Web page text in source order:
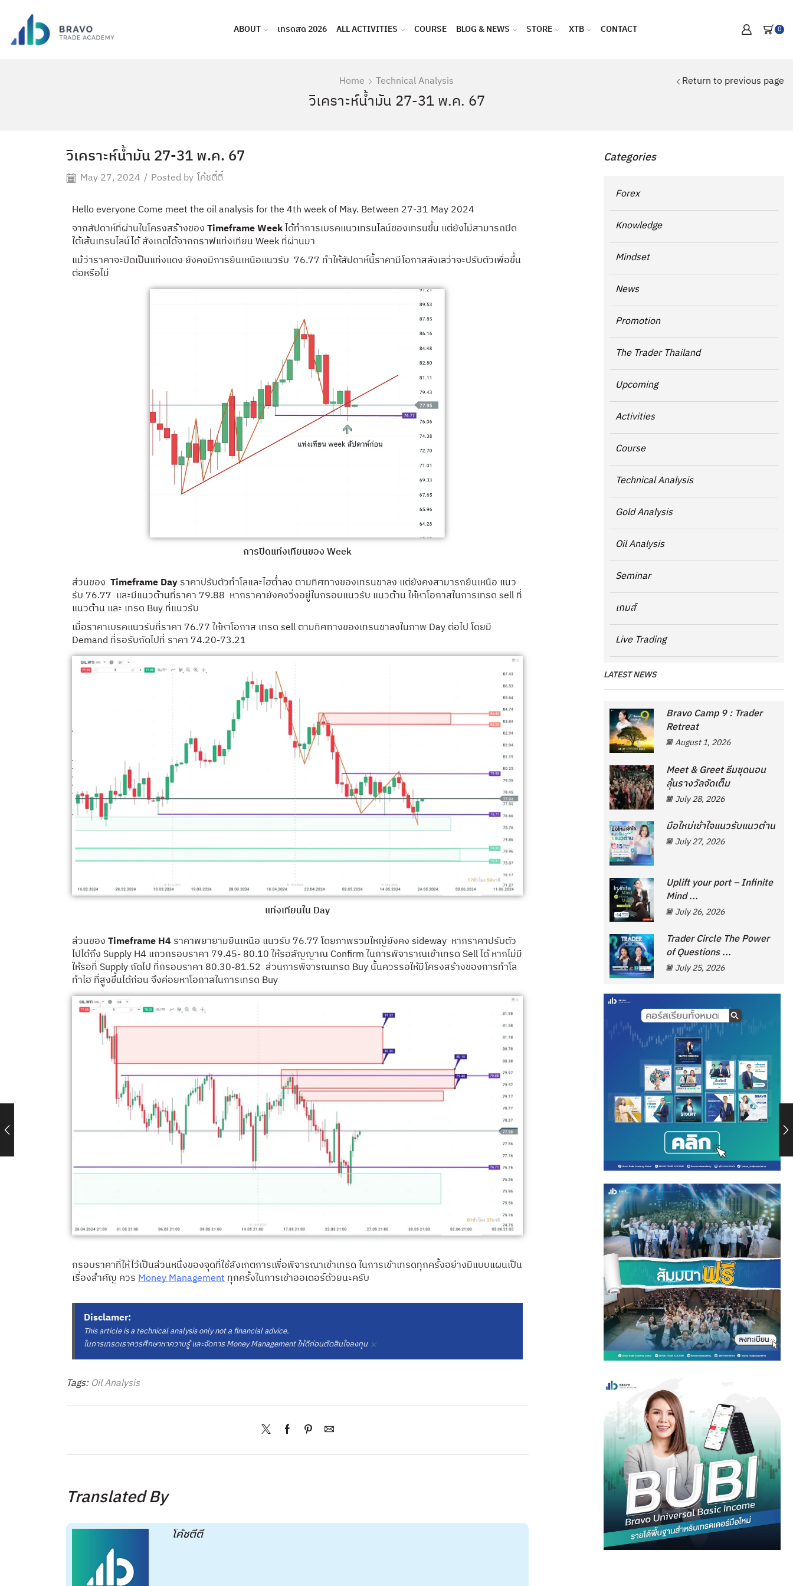
ABOUT เทรดสด 2026 ALL ACTIVITIES COURSE BLOG & NEWS STORE XTB CONTACT 0
Return to previous page
Home Technical Analysis
วิเคราะห์น้ำมัน 27-31 พ.ค. 67
วิเคราะห์น้ำมัน 27-31 พ.ค. 67
May 27, 2024 / Posted by โค้ชตี๋ตี๋
Hello everyone Come meet the oil analysis for the 4th week of May. Between 27-31 May 2024
จากสัปดาห์ที่ผ่านในโครงสร้างของTimeframe Weekได้ทำการเบรคแนวเทรนไลน์ของเทรนขึ้น แต่ยังไม่สามารถปิด
ใต้เส้นเทรนไลน์ได้ สังเกตได้จากกราฟแท่งเทียน Week ที่ผ่านมา
แม้ว่าราคาจะปิดเป็นแท่งแดง ยังคงมีการยืนเหนือแนวรับ 76.77 ทำให้สัปดาห์นี้ราคามีโอกาสลังเลว่าจะปรับตัวเพื่อขึ้น
ต่อหรือไม่
การปิดแท่งเทียนของ Week
ส่วนของ Timeframe Dayราคาปรับตัวทำโลและไฮต่ำลง ตามทิศทางของเทรนขาลง แต่ยังคงสามารถยืนเหนือ แนว
รับ 76.77 และมีแนวต้านที่ราคา 79.88 หากราคายังคงวิ่งอยู่ในกรอบแนวรับ แนวต้าน ให้หาโอกาสในการเทรด sell ที่
แนวต้าน และ เทรด Buy ที่แนวรับ
เมื่อราคาเบรคแนวรับที่ราคา 76.77 ให้หาโอกาส เทรด sell ตามทิศทางของเทรนขาลงในภาพ Day ต่อไป โดยมี
Demand ที่รอรับถัดไปที่ ราคา 74.20-73.21
แท่งเทียนใน Day
ส่วนของTimeframe H4 ราคาพยายามยืนเหนือ แนวรับ 76.77 โดยภาพรวมใหญ่ยังคง sideway หากราคาปรับตัว
ไปได้ถึง Supply H4 แถวกรอบราคา 79.45- 80.10 ให้รอสัญญาณ Confirm ในการพิจาราณเข้าเทรด Sell ได้ หากไม่มี
ให้รอที่ Supply ถัดไป ที่กรอบราคา 80.30-81.52 ส่วนการพิจารณเทรด Buy นั้นควรรอให้มีโครงสร้างของการทำโล
ทำไฮ ที่สูงขึ้นได้ก่อน จึงค่อยหาโอกาสในการเทรด Buy
กรอบราคาที่ให้ไว้เป็นส่วนหนึ่งของจุดที่ใช้สังเกตการเพื่อพิจารณาเข้าเทรด ในการเข้าเทรดทุกครั้งอย่างมีแบบแผนเป็น
เรื่องสำคัญ ควรMoney Managementทุกครั้งในการเข้าออเดอร์ด้วยนะครับ
Disclamer:
This article is a technical analysis only not a financial advice.
ในการเทรดเราควรศึกษาหาความรู้ และจัดการ Money Management ให้ดีก่อนตัดสินใจลงทุน ×
Tags:Oil Analysis
Translated By
โค้ชตี๋ตี๋
Categories
Forex
Knowledge
Mindset
News
Promotion
The Trader Thailand
Upcoming
Activities
Course
Technical Analysis
Gold Analysis
Oil Analysis
Seminar
เกมส์
Live Trading
LATEST NEWS
Bravo Camp 9 : Trader
Retreat
August 1, 2026
Meet & Greet ธีมชุดนอน
ลุ้นรางวัลจัดเต็ม
July 28, 2026
มือใหม่เข้าใจแนวรับแนวต้าน
July 27, 2026
Uplift your port – Infinite
Mind ...
July 26, 2026
Trader Circle The Power
of Questions ...
July 25, 2026